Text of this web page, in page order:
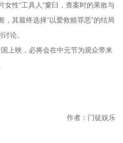
女性“工具人”窠臼，查案时的果敢与
其最终选择“以爱救赎罪恶”的结局
论。
上映，必将会在中元节为观众带来
作者：门徒娱乐